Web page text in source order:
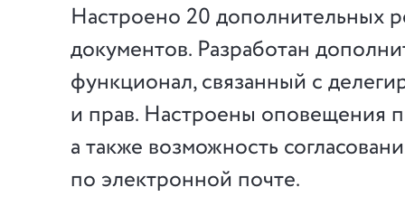
Настроено 20 дополнительных
документов. Разработан
функционал, связанный с
и прав. Настроены оповещения
а также возможность
по электронной почте.